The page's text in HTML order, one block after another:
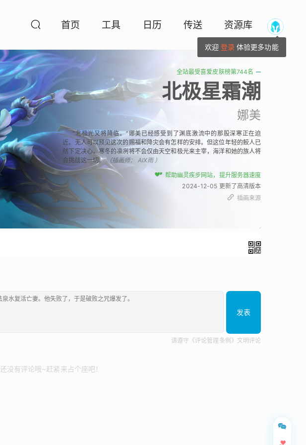
首页 工具 日历 传送 资源库
欢迎 登录 体验更多功能
全站最受喜爱皮肤榜第744名
北极星霜潮
娜美
“北极光又将降临。”娜美已经感受到了渊底激流中的那股深寒正在迫
近。无人可以预见这次的赐福和降灾会有怎样的安排。但这位年轻的鲛人已
然下定决心，寒冬的凛冽将不会仅由天空和极光来主宰，海洋和她的族人将
会挑战这一切。（插画师： AIX雨）
帮助幽灵疾步网站，提升服务器速度
2024-12-05 更新了高清版本
插画来源
发表
请遵守《评论管理条例》文明评论
还没有评论哦~赶紧来占个座吧！